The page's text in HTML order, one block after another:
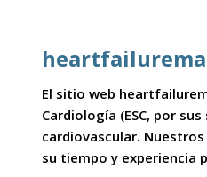
El sitio web
Cardiología (ESC, por
cardiovascular.
su tiempo y experiencia